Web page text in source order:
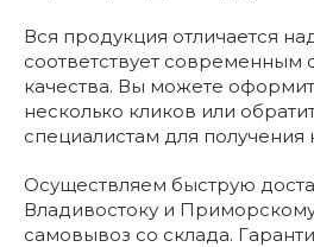
Вся продукция отличается
соответствует современным
качества. Вы можете
несколько кликов или
специалистам для получения
Осуществляем быструю
Владивостоку и
самовывоз со склада.